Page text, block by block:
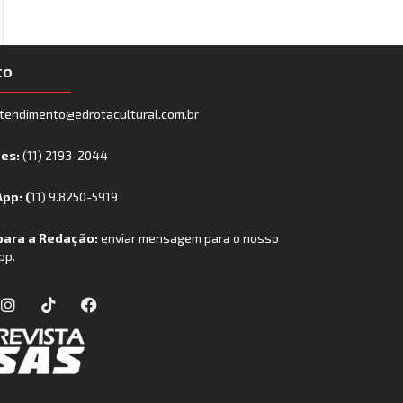
(11) 2193-2044
(11) 9.8250-5919
a Redação:enviar mensagem para o nosso